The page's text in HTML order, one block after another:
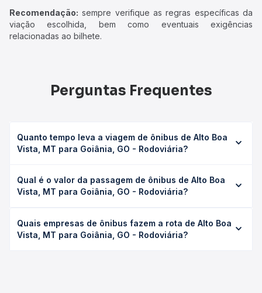
Recomendação: sempre verifique as regras específicas da
viação escolhida, bem como eventuais exigências
relacionadas ao bilhete.
Perguntas Frequentes
Quanto tempo leva a viagem de ônibus de Alto Boa
Vista, MT para Goiânia, GO - Rodoviária?
GO - Rodoviária leva em média 20h 19min, podendo variar
conforme a viação, o tipo de serviço (convencional,
duração exata de cada opção na data desejada.
Qual é o valor da passagem de ônibus de Alto Boa
Vista, MT para Goiânia, GO - Rodoviária?
para Goiânia, GO - Rodoviária custa em média R$ 406,18 e
varia conforme a data da viagem, a empresa, o tipo de
Quais empresas de ônibus fazem a rota de Alto Boa
Vista, MT para Goiânia, GO - Rodoviária?